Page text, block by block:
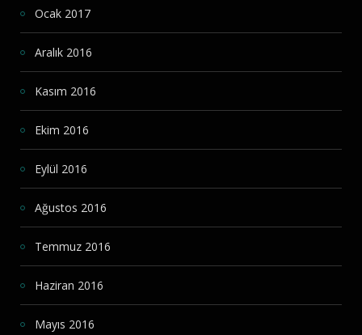
Ocak 2017
Aralık 2016
Kasım 2016
Ekim 2016
Eylül 2016
Ağustos 2016
Temmuz 2016
Haziran 2016
Mayıs 2016